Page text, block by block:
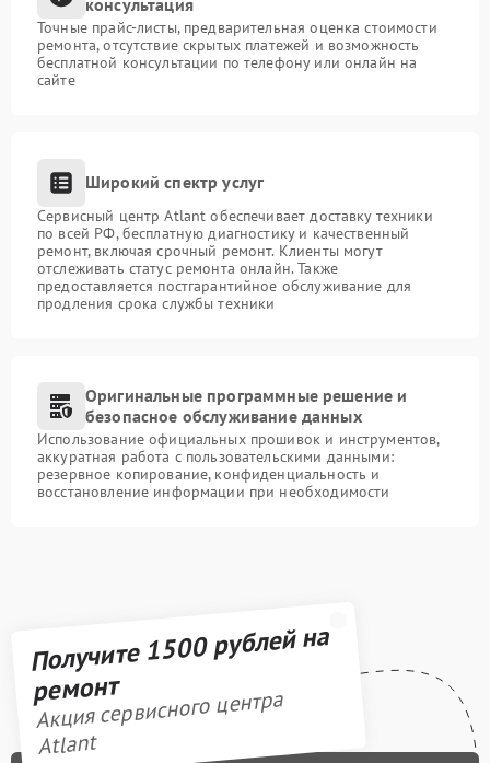
Точные прайс-листы, предварительная оценка стоимости
ремонта, отсутствие скрытых платежей и возможность
бесплатной консультации по телефону или онлайн на
сайте
Широкий спектр услуг
Сервисный центр Atlant обеспечивает доставку техники
по всей РФ, бесплатную диагностику и качественный
ремонт, включая срочный ремонт. Клиенты могут
отслеживать статус ремонта онлайн. Также
предоставляется постгарантийное обслуживание для
продления срока службы техники
Оригинальные программные решение и
безопасное обслуживание данных
Использование официальных прошивок и инструментов,
аккуратная работа с пользовательскими данными:
резервное копирование, конфиденциальность и
восстановление информации при необходимости
Получите 1500 рублей на
ремонт
Акция сервисного центра
Atlant